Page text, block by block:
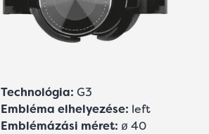
Technológia: G3
Embléma elhelyezése: left
Emblémázási méret: ø 40